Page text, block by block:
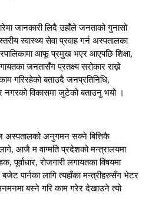
जानकारी लिदै उहाँले जनताको गुनासो
स्वास्थ्य सेवा प्रवाह गर्न अस्पतालका
आफू प्रमुख भएर आएपछि शिक्षा,
जनतासँग प्रतक्ष्य सरोकार राख्ने
गरिरहेको बताउदै जनप्रतिनिधि,
नगरको विकासमा जुटेको बताउनु भयो ।
अनुगमन सक्ने बित्तिकै
आजै म वाग्मति प्रदेशको मन्त्रालयमा
पूर्वाधार, रोजगारी लगायतका विषयमा
पार्नका लागि त्यहाँका मन्त्रीहरुसँग भेटर
बस्ने गरि काम गरेर देखाउने त्यो